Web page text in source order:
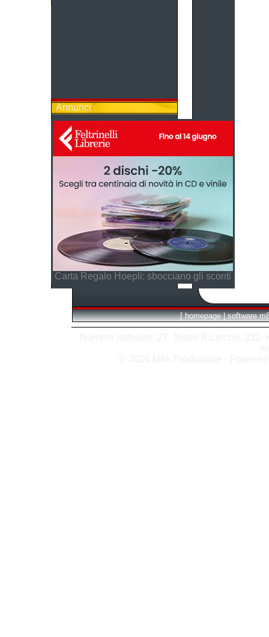
Annunci
Carta Regalo Hoepli: sbocciano gli sconti
[ homepage | software